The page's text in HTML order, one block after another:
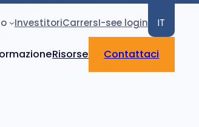
InvestitoriCarrersI-see login IT
Risorse Contattaci